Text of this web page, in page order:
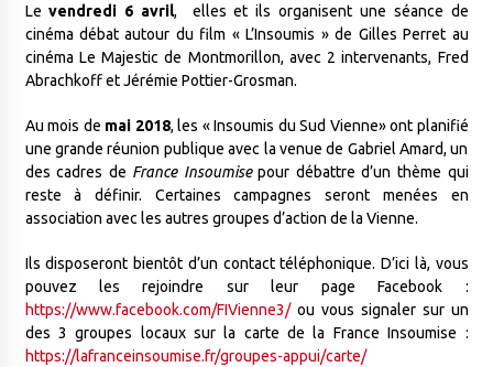
Levendredi 6 avril, elles et ils organisent une séance de
cinéma débat autour du film « L’Insoumis » de Gilles Perret au
cinéma Le Majestic de Montmorillon, avec 2 intervenants, Fred
Abrachkoff et Jérémie Pottier-Grosman.
Au mois de mai 2018, les « Insoumis du Sud Vienne» ont planifié
une grande réunion publique avec la venue de Gabriel Amard, un
des cadres de France Insoumisepour débattre d’un thème qui
reste à définir. Certaines campagnes seront menées en
association avec les autres groupes d’action de la Vienne.
Ils disposeront bientôt d’un contact téléphonique. D’ici là, vous
pouvez les rejoindre sur leur page Facebook :
https://www.facebook.com/FIVienne3/ou vous signaler sur un
des 3 groupes locauxsur la carte de la France Insoumise :
https://lafranceinsoumise.fr/groupes-appui/carte/